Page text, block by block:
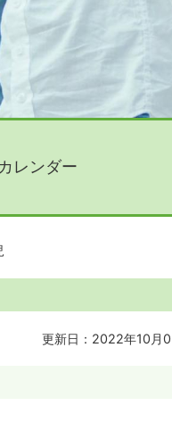
レンダー
更新日：2022年10月